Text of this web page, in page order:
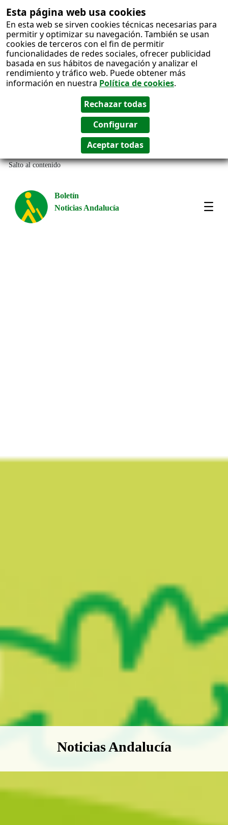
Esta página web usa cookies
En esta web se sirven cookies técnicas necesarias para
permitir y optimizar su navegación. También se usan
cookies de terceros con el fin de permitir
funcionalidades de redes sociales, ofrecer publicidad
basada en sus hábitos de navegación y analizar el
rendimiento y tráfico web. Puede obtener más
información en nuestra Política de cookies.
Salto al contenido
Boletín
Noticias Andalucía
Boletín Noticias Andalucía
Noticias Andalucía